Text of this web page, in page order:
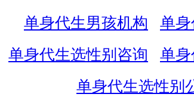
单身代生男孩机构
单身
单身代生选性别咨询
单
单身代生选性别